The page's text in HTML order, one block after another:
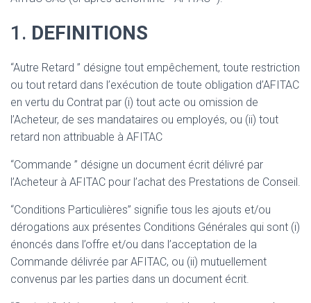
1. DEFINITIONS
“Autre Retard ” désigne tout empêchement, toute restriction
ou tout retard dans l’exécution de toute obligation d’AFITAC
en vertu du Contrat par (i) tout acte ou omission de
l’Acheteur, de ses mandataires ou employés, ou (ii) tout
retard non attribuable à AFITAC
“Commande ” désigne un document écrit délivré par
l’Acheteur à AFITAC pour l’achat des Prestations de Conseil.
“Conditions Particulières” signifie tous les ajouts et/ou
dérogations aux présentes Conditions Générales qui sont (i)
énoncés dans l’offre et/ou dans l’acceptation de la
Commande délivrée par AFITAC, ou (ii) mutuellement
convenus par les parties dans un document écrit.